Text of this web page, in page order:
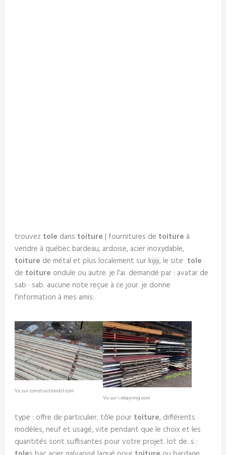
trouvez tole dans toiture | fournitures de toiture à
vendre à québec bardeau, ardoise, acier inoxydable,
toiture de métal et plus localement sur kijiji, le site tole
de toiture ondule ou autre. je l'ai. demandé par : avatar de
sab · sab. aucune note reçue à ce jour. je donne
l'information à mes amis.
Vu sur constructiondsl.com
Vu sur i.ebayimg.com
type : offre de particulier. tôle pour toiture, différents
modèles, neuf et usagé, vite pendant que le choix et les
quantités sont suffisantes pour votre projet. lot de. s :